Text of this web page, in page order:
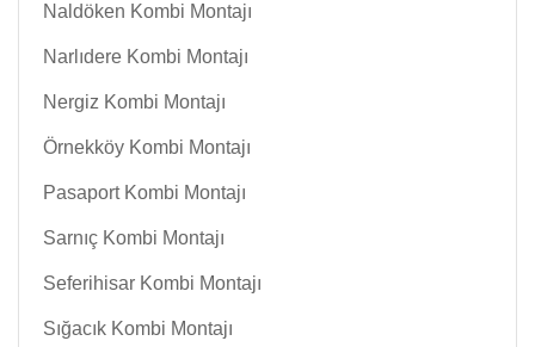
Naldöken Kombi Montajı
Narlıdere Kombi Montajı
Nergiz Kombi Montajı
Örnekköy Kombi Montajı
Pasaport Kombi Montajı
Sarnıç Kombi Montajı
Seferihisar Kombi Montajı
Sığacık Kombi Montajı